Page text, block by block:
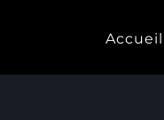
Accueil